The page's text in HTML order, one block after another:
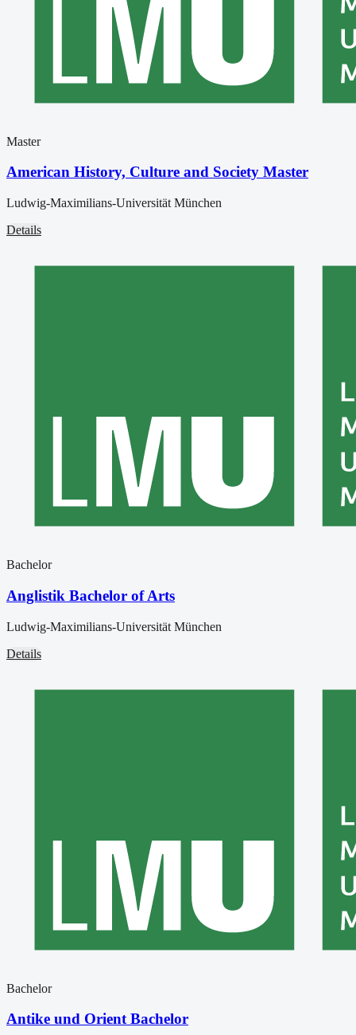
Master
American History, Culture and Society Master
Ludwig-Maximilians-Universität München
Details
Bachelor
Anglistik Bachelor of Arts
Ludwig-Maximilians-Universität München
Details
Bachelor
Antike und Orient Bachelor